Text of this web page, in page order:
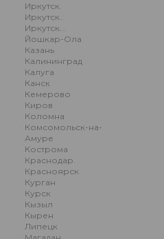
Иркутск.
Иркутск..
Иркутск...
Йошкар-Ола
Казань
Калининград
Калуга
Канск
Кемерово
Киров
Коломна
Комсомольск-на-
Амуре
Кострома
Краснодар.
Красноярск
Курган
Курск
Кызыл
Кырен
Липецк